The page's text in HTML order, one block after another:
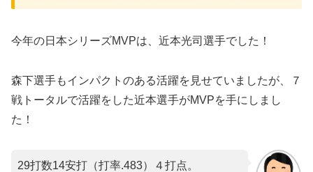
今年の日本シリーズMVPは、近本光司選手でした！
森下選手もインパクトのある活躍を見せていましたが、７
戦トータルで活躍をした近本選手がMVPを手にしまし
た！
29打数14安打（打率.483）４打点。